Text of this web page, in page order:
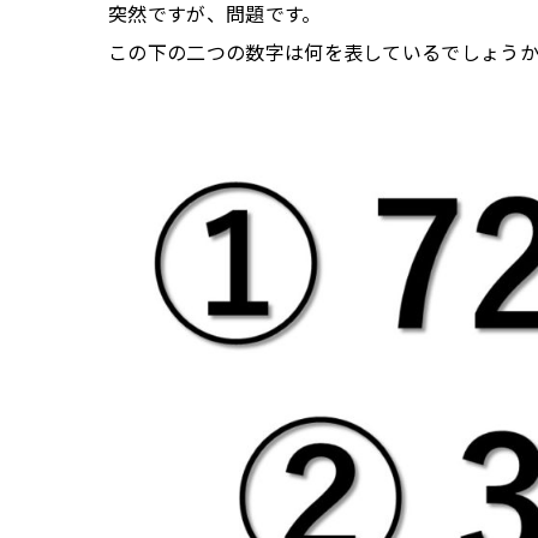
突然ですが、問題です。
この下の二つの数字は何を表しているでしょう